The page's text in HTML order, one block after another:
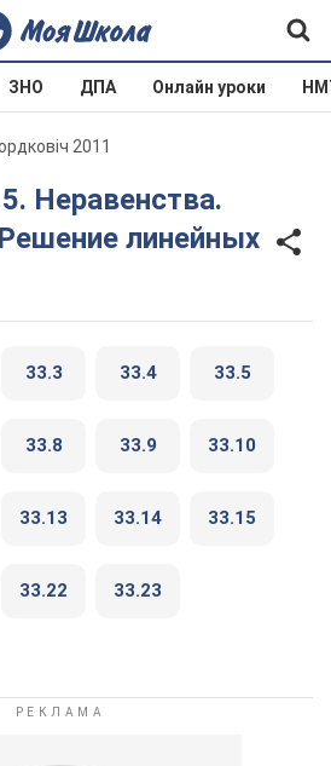
ЗНО ДПА Онлайн уроки
2011
линейных
33.3 33.4 33.5
33.8 33.9 33.10
33.13 33.14 33.15
33.22 33.23